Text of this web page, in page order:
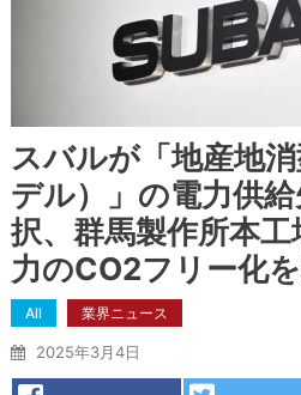
スバルが「地産地
デル）」の電力供
択、群馬製作所本
力のCO2フリー化
All 業界ニュース
2025年3月4日